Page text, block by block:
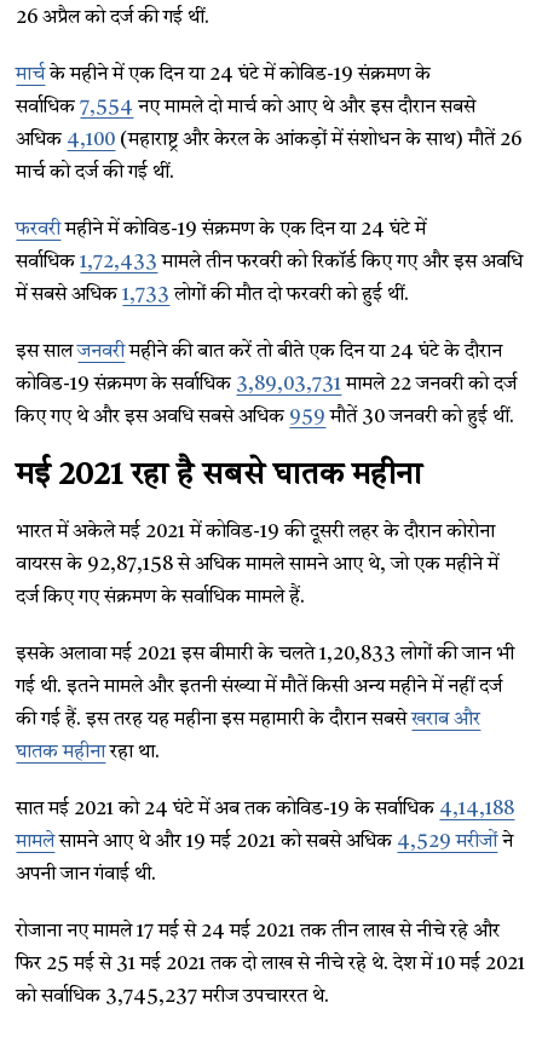
26 अप्रैल को दर्ज की गई थीं.
मार्चके महीने में एक दिन या 24 घंटे में कोविड-19 संक्रमण के
सर्वाधिक7,554 नए मामले दो मार्च को आए थे और इस दौरान सबसे
अधिक 4,100 (महाराष्ट्र और केरल के आंकड़ों में संशोधन के साथ) मौतें 26
मार्च को दर्ज की गई थीं.
फरवरीमहीने में कोविड-19 संक्रमण के एक दिन या 24 घंटे में
सर्वाधिक1,72,433 मामले तीन फरवरी को रिकॉर्ड किए गए और इस अवधि
में सबसे अधिक1,733 लोगों की मौत दो फरवरी को हुई थीं.
इस सालजनवरीमहीने की बात करें तो बीते एक दिन या 24 घंटे के दौरान
कोविड-19 संक्रमण के सर्वाधिक 3,89,03,731मामले 22 जनवरी को दर्ज
किए गए थे और इस अवधि सबसे अधिक 959 मौतें 30 जनवरी को हुई थीं.
मई 2021 रहा है सबसे घातक महीना
भारत में अकेले मई 2021 में कोविड-19 की दूसरी लहर के दौरान कोरोना
वायरस के 92,87,158 से अधिक मामले सामने आए थे, जो एक महीने में
दर्ज किए गए संक्रमण के सर्वाधिक मामले हैं.
इसके अलावा मई 2021 इस बीमारी के चलते 1,20,833 लोगों की जान भी
गई थी. इतने मामले और इतनी संख्या में मौतें किसी अन्य महीने में नहीं दर्ज
की गई हैं. इस तरह यह महीना इस महामारी के दौरान सबसेखराब और
घातक महीनारहा था.
सात मई 2021 को 24 घंटे में अब तक कोविड-19 के सर्वाधिक 4,14,188
मामलेसामने आए थे और 19 मई 2021 को सबसे अधिक 4,529 मरीजोंने
अपनी जान गंवाई थी.
रोजाना नए मामले 17 मई से 24 मई 2021 तक तीन लाख से नीचे रहे और
फिर 25 मई से 31 मई 2021 तक दो लाख से नीचे रहे थे. देश में 10 मई 2021
को सर्वाधिक 3,745,237 मरीज उपचाररत थे.